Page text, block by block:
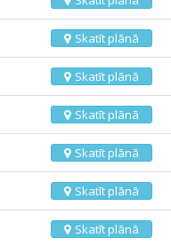
Skatīt plānā
Skatīt plānā
Skatīt plānā
Skatīt plānā
Skatīt plānā
Skatīt plānā